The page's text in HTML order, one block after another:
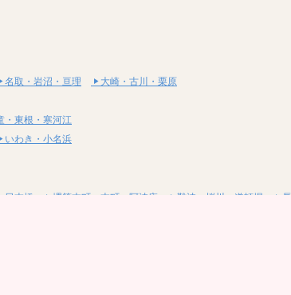
名取・岩沼・亘理
大崎・古川・栗原
・東根・寒河江
いわき・小名浜
日本橋 堺筋本町・本町・阿波座 難波・桜川・道頓堀